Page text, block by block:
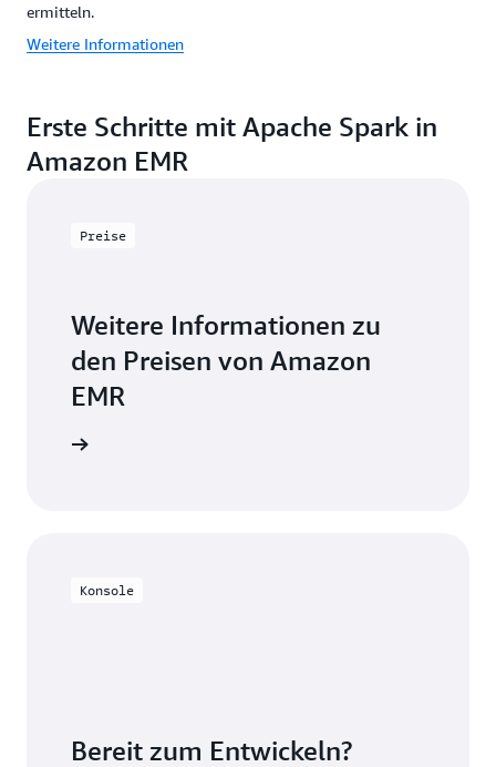
ermitteln.
Weitere Informationen
Erste Schritte mit Apache Spark in
Amazon EMR
Preise
Weitere Informationen zu
den Preisen von Amazon
EMR
Konsole
Bereit zum Entwickeln?